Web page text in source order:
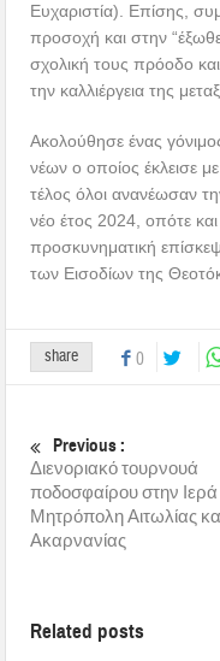
Ευχαριστία). Επίσης,
προσοχή και στην
σχολική τους πρόοδο και
την καλλιέργεια της
Ακολούθησε ένας
νέων ο οποίος έκλεισε
τέλος όλοι ανανέωσαν
νέο έτος 2024, οπότε
προσκυνηματική
των Εισοδίων της
share 0
Previous :
Διενοριακό τουρνουά
ποδοσφαίρου στην Ιερά
Μητρόπολη Αιτωλίας
Ακαρνανίας
Related posts